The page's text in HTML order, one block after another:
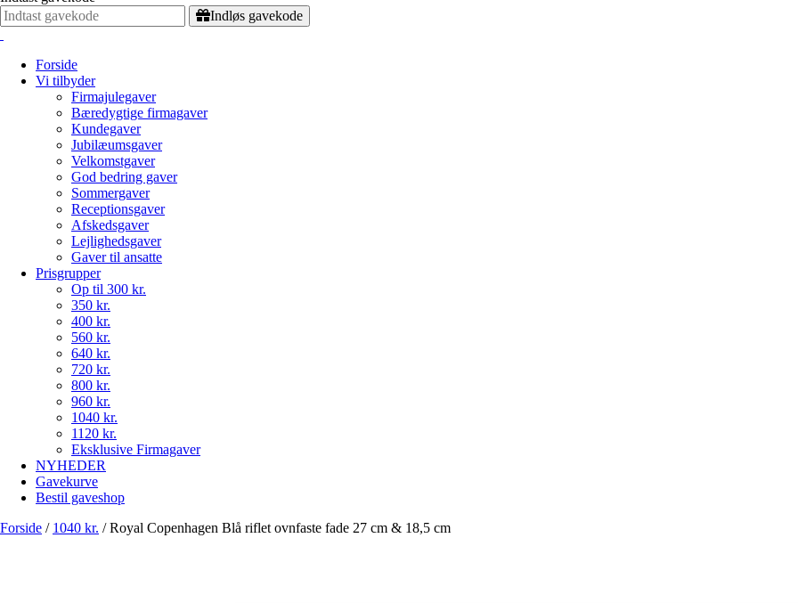
Indløs gavekode
Forside
Vi tilbyder
Firmajulegaver
Bæredygtige firmagaver
Kundegaver
Jubilæumsgaver
Velkomstgaver
God bedring gaver
Sommergaver
Receptionsgaver
Afskedsgaver
Lejlighedsgaver
Gaver til ansatte
Prisgrupper
Op til 300 kr.
350 kr.
400 kr.
560 kr.
640 kr.
720 kr.
800 kr.
960 kr.
1040 kr.
1120 kr.
Eksklusive Firmagaver
NYHEDER
Gavekurve
Bestil gaveshop
Forside / 1040 kr. /Royal Copenhagen Blå riflet ovnfaste fade 27 cm & 18,5 cm